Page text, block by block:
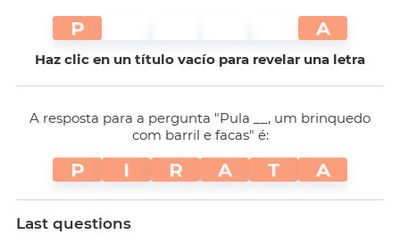
P A
Haz clic en un título vacío para revelar una letra
A resposta para a pergunta "Pula __, um brinquedo
com barril e facas" é:
P I R A T A
Last questions